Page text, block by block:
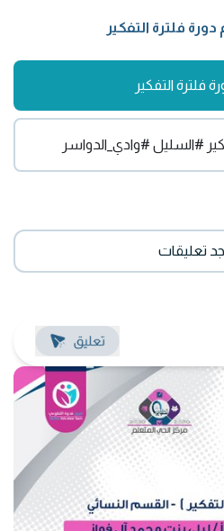
دورة فلترة التفكير
فلترة التفكير
#السليل #وادي_الدواسر
تعليقات